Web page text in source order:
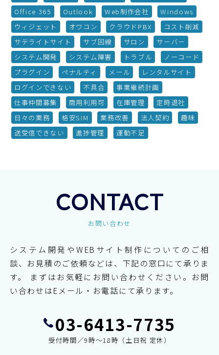
Office 365
Outlook Web制作会社
Windows
ウィジェット
オワコン クラウドPBX
コスト削減
サテライトサイト
サブ回線 サロン
サーバー
システム開発
システム障害 トラブル
ノーコード
プラグイン
ペナルティ メール
レンタルサイト
ログインできない
不具合
事業継続計画
仕事仲間募集
商用利用可 在庫管理
定時退社
日々の業務
格安SIM 業務改善 法人契約
趣味
送受信できない
進捗管理 運動不足
CONTACT
お問い合わせ
システム開発やWEBサイト制作についてのご相
談、お見積のご依頼などは、下記の窓口にて承りま
す。
まずはお気軽にお問い合わせください。お問
い合わせはEメール・お電話にて承ります。
03-6413-7735
受付時間／9時～18時（土日祝 定休）